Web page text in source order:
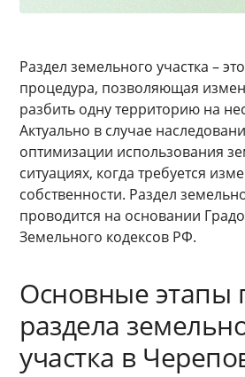
Раздел земельного участка –
процедура, позволяющая
разбить одну территорию на
Актуально в случае
оптимизации использования
ситуациях, когда требуется
собственности. Раздел
проводится на основании
Земельного кодексов РФ.
Основные этапы
раздела
участка в